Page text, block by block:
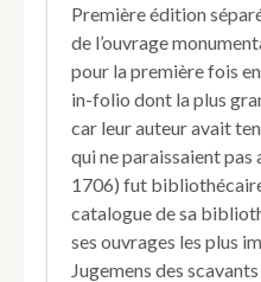
la
la
Mort,
la
et
le
Culte
des
Saints.
Première édition
de l’ouvrage
pour la première fois
in-folio dont la plus
car leur auteur avait
qui ne paraissaient
1706) fut
catalogue de sa
ses ouvrages les plus
Jugemens des